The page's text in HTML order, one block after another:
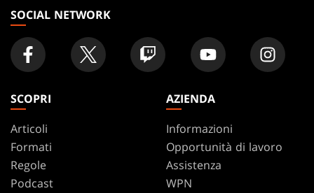
SOCIAL NETWORK
SCOPRI
Articoli
Formati
Regole
Podcast
AZIENDA
Informazioni
Opportunità di lavoro
Assistenza
WPN